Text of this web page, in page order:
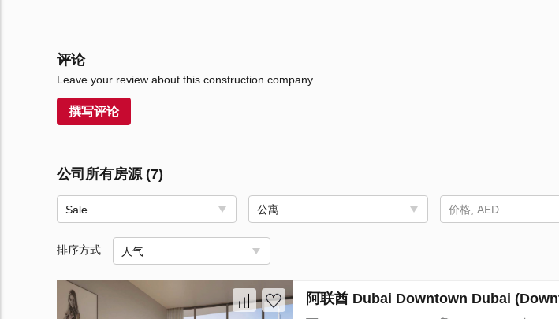
评论
Leave your review about this construction company.
撰写评论
公司所有房源 (7)
Sale 公寓 价格, AED
排序方式 人气
阿联酋 Dubai Downtown Dubai